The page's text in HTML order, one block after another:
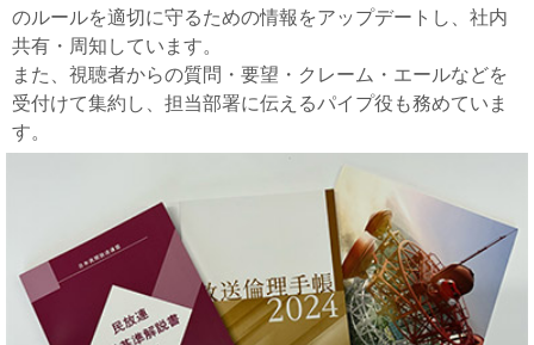
のルールを適切に守るための情報をアップデートし、社内
共有・周知しています。
また、視聴者からの質問・要望・クレーム・エールなどを
受付けて集約し、担当部署に伝えるパイプ役も務めていま
す。